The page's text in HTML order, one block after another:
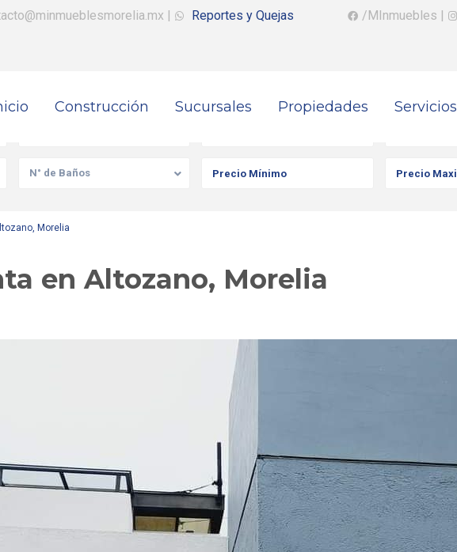
| Reportes y Quejas /MInmuebles |
Construcción Sucursales Propiedades Servicios
N° de Baños
Morelia
en Altozano, Morelia